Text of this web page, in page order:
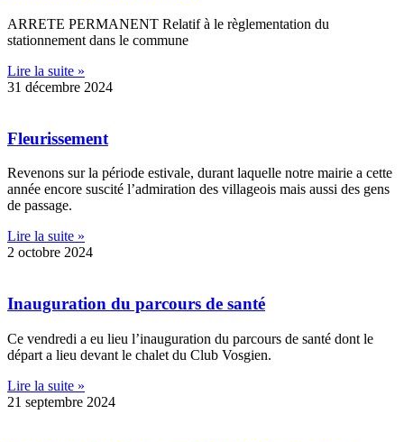
ARRETE PERMANENT Relatif à le règlementation du
stationnement dans le commune
Lire la suite »
31 décembre 2024
Fleurissement
Revenons sur la période estivale, durant laquelle notre mairie a cette
année encore suscité l’admiration des villageois mais aussi des gens
de passage.
Lire la suite »
2 octobre 2024
Inauguration du parcours de santé
Ce vendredi a eu lieu l’inauguration du parcours de santé dont le
départ a lieu devant le chalet du Club Vosgien.
Lire la suite »
21 septembre 2024